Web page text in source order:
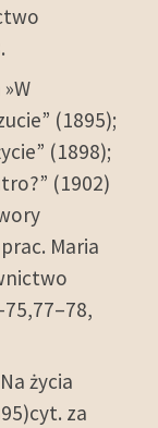
(1895);
(1898);
(1902)
Maria
życia
za